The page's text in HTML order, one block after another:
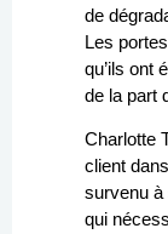
de
Les
qu’ils ont
de la part
Charlotte
client
survenu à
qui